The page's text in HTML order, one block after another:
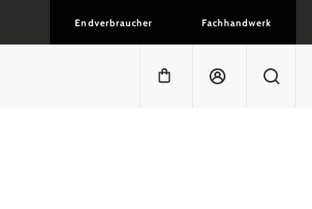
Endverbraucher Fachhandwerk
Warenkorb enthält 0